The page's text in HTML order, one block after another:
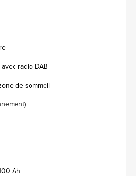
radio DAB
de sommeil
Ah